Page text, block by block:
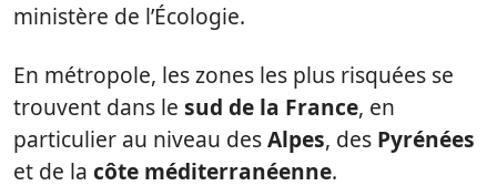
ministère de l’Écologie.
En métropole, les zones les plus risquées se
trouvent dans le sud de la France, en
particulier au niveau desAlpes, des Pyrénées
et de la côte méditerranéenne.